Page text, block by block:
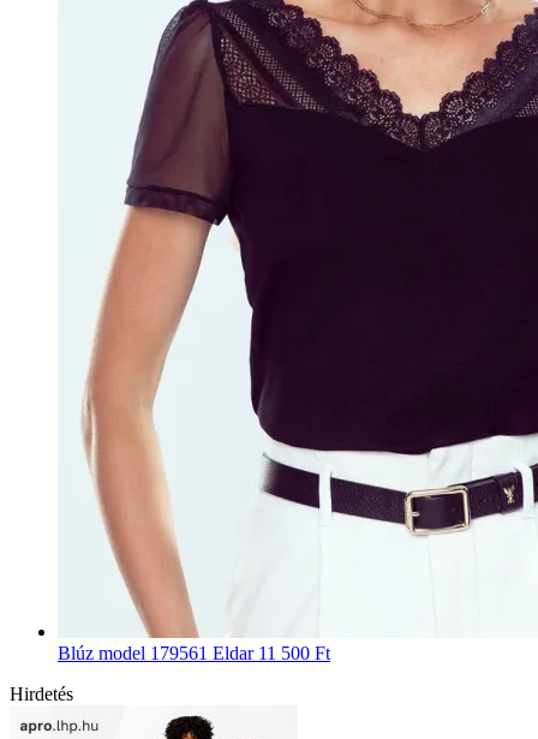
Blúz model 179561 Eldar 11 500 Ft
Hirdetés